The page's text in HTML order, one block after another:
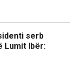
serb
Lumit Ibër: